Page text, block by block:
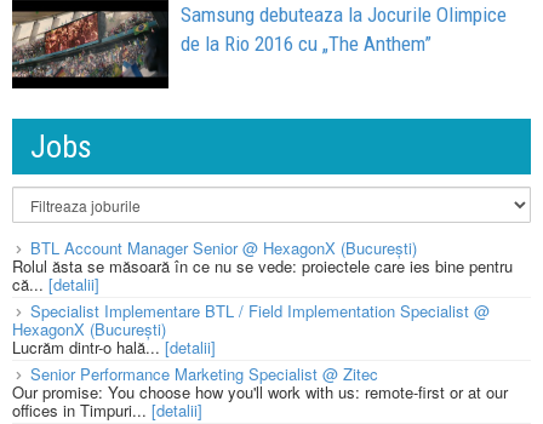
Samsung debuteaza la Jocurile Olimpice
de la Rio 2016 cu „The Anthem”
Jobs
BTL Account Manager Senior @ HexagonX (București)
Rolul ăsta se măsoară în ce nu se vede: proiectele care ies bine pentru
că... [detalii]
Specialist Implementare BTL / Field Implementation Specialist @
HexagonX (București)
Lucrăm dintr-o hală... [detalii]
Senior Performance Marketing Specialist @ Zitec
Our promise: You choose how you'll work with us: remote-first or at our
offices in Timpuri... [detalii]